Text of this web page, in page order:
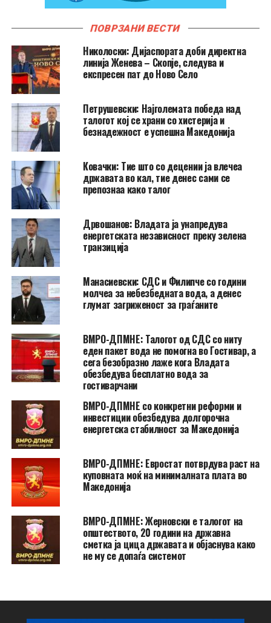
ПОВРЗАНИ ВЕСТИ
Николоски: Дијаспората доби директна
линија Женева – Скопје, следува и
експресен пат до Ново Село
Петрушевски: Најголемата победа над
талогот кој се храни со хистерија и
безнадежност е успешна Македонија
Ковачки: Тие што со децении ја влечеа
државата во кал, тие денес сами се
препознаа како талог
Дрвошанов: Владата ја унапредува
енергетската независност преку зелена
транзиција
Манасиевски: СДС и Филипче со години
молчеа за небезбедната вода, а денес
глумат загриженост за граѓаните
ВМРО-ДПМНЕ: Талогот од СДС со ниту
еден пакет вода не помогна во Гостивар, а
сега безобразно лаже кога Владата
обезбедува бесплатно вода за
гостиварчани
ВМРО-ДПМНЕ со конкретни реформи и
инвестиции обезбедува долгорочна
енергетска стабилност за Македонија
ВМРО-ДПМНЕ: Евростат потврдува раст на
куповната моќ на минималната плата во
Македонија
ВМРО-ДПМНЕ: Жерновски е талогот на
општеството, 20 години на државна
сметка ја цица државата и објаснува како
не му се допаѓа системот